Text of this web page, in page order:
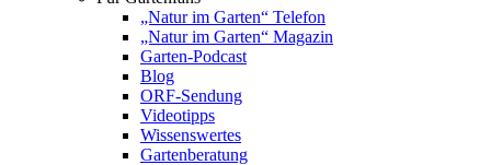
„Natur im Garten“ Telefon
„Natur im Garten“ Magazin
Garten-Podcast
Blog
ORF-Sendung
Videotipps
Wissenswertes
Gartenberatung